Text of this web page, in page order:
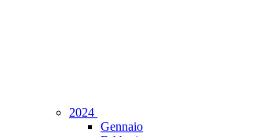
2024
Gennaio